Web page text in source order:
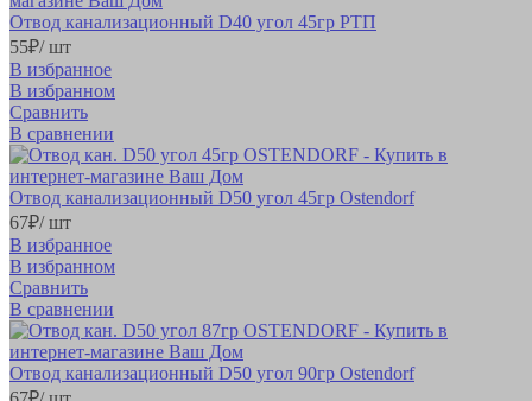
Отвод канализационный D40 угол 45гр РТП
55₽/ шт
В избранное
В избранном
Сравнить
В сравнении
Отвод канализационный D50 угол 45гр Ostendorf
67₽/ шт
В избранное
В избранном
Сравнить
В сравнении
Отвод канализационный D50 угол 90гр Ostendorf